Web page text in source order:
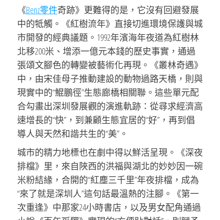
《Benz零件奇跡》更難得的是，它沒有回避發展
中的牴觸。《紅樹流年》直接切進環境保護與城
市開發的經典議題。1992年濱海年夜道為紅樹林
北移200米、增添一億元本錢的歷史事實，通過
張頌文腳色的轉變被藝術化再現。《叢林奇遇》
中，由宋佳母子推動建設的動物過路天橋，則與
現實中的“鯤鵬徑”生態廊橋相關聯。這些單元配
合勾畫出深圳發展觀的演進軌跡：從尋求經濟高
速增長的“快”，到兼顧生態宜居的“好”，再到倡
導人與天然和諧共生的“美”。
城市的精力地標也在劇中得以鮮活呈現。《深夜
排檔》里，來自陜西的洪福與湖北的妙妙因一碗
米粉結緣，合開的“紅塵三千里”年夜排檔，成為
“來了就是深圳人”這句話最溫熱的注腳。《第一
次重逢》中那家24小時書店，以及男女配角通過